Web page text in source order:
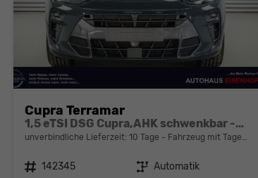
Cupra Terramar
1,5 eTSI DSG Cupra,AHK schwenkbar -LAG.
unverbindliche Lieferzeit: 10 Tage Fahrzeug mit Tageszulassung
Fahrzeugnr. 142345 Getriebe Automatik